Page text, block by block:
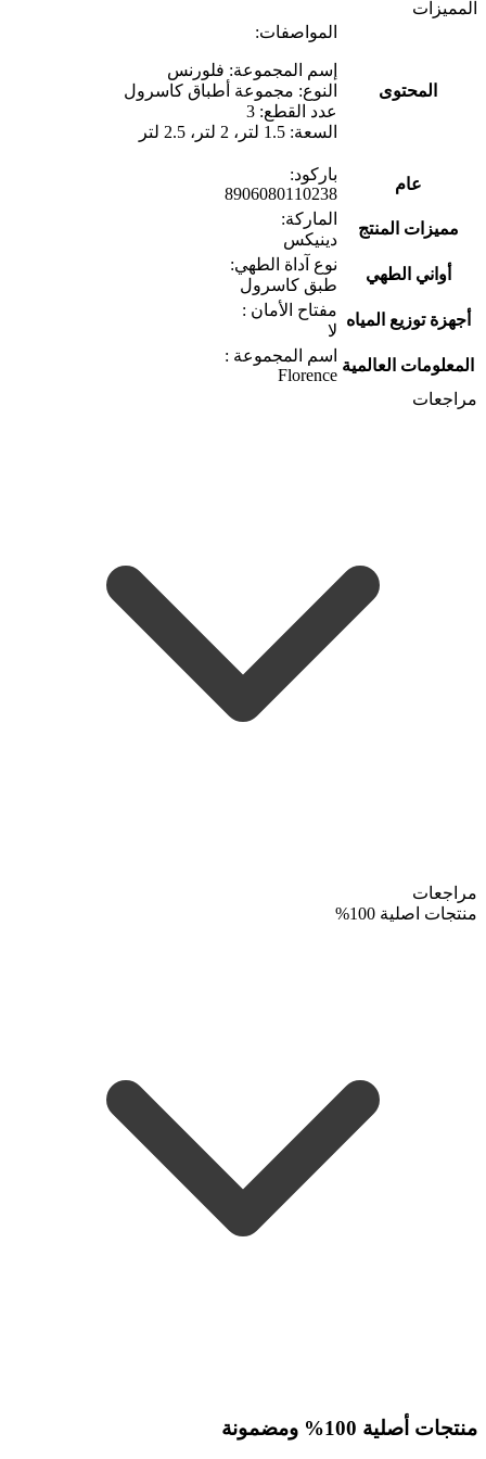
المميزات
المحتوى
المواصفات:
إسم المجموعة: فلورنس
النوع: مجموعة أطباق كاسرول
عدد القطع: 3
السعة: 1.5 لتر، 2 لتر، 2.5 لتر
عام
باركود:
8906080110238
مميزات المنتج
الماركة:
دينيكس
أواني الطهي
نوع آداة الطهي:
طبق كاسرول
أجهزة توزيع المياه
مفتاح الأمان :
لا
المعلومات العالمية
اسم المجموعة :
Florence
مراجعات
مراجعات
منتجات اصلية 100%
منتجات أصلية 100% ومضمونة